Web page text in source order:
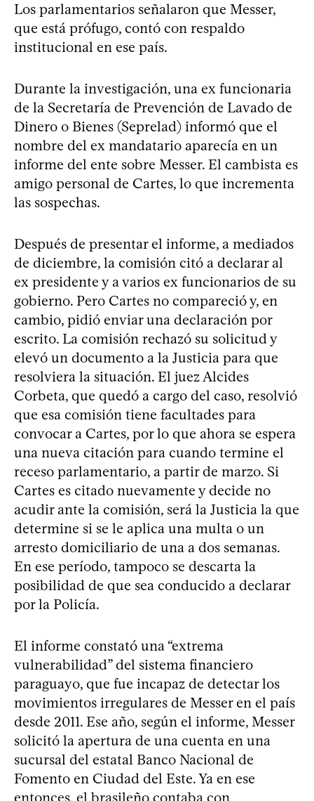
Los parlamentarios señalaron que Messer,
que está prófugo, contó con respaldo
institucional en ese país.
Durante la investigación, una ex funcionaria
de la Secretaría de Prevención de Lavado de
Dinero o Bienes (Seprelad) informó que el
nombre del ex mandatario aparecía en un
informe del ente sobre Messer. El cambista es
amigo personal de Cartes, lo que incrementa
las sospechas.
Después de presentar el informe, a mediados
de diciembre, la comisión citó a declarar al
ex presidente y a varios ex funcionarios de su
gobierno. Pero Cartes no compareció y, en
cambio, pidió enviar una declaración por
escrito. La comisión rechazó su solicitud y
elevó un documento a la Justicia para que
resolviera la situación. El juez Alcides
Corbeta, que quedó a cargo del caso, resolvió
que esa comisión tiene facultades para
convocar a Cartes, por lo que ahora se espera
una nueva citación para cuando termine el
receso parlamentario, a partir de marzo. Si
Cartes es citado nuevamente y decide no
acudir ante la comisión, será la Justicia la que
determine si se le aplica una multa o un
arresto domiciliario de una a dos semanas.
En ese período, tampoco se descarta la
posibilidad de que sea conducido a declarar
por la Policía.
El informe constató una “extrema
vulnerabilidad” del sistema financiero
paraguayo, que fue incapaz de detectar los
movimientos irregulares de Messer en el país
desde 2011. Ese año, según el informe, Messer
solicitó la apertura de una cuenta en una
sucursal del estatal Banco Nacional de
Fomento en Ciudad del Este. Ya en ese
entonces, el brasileño contaba con